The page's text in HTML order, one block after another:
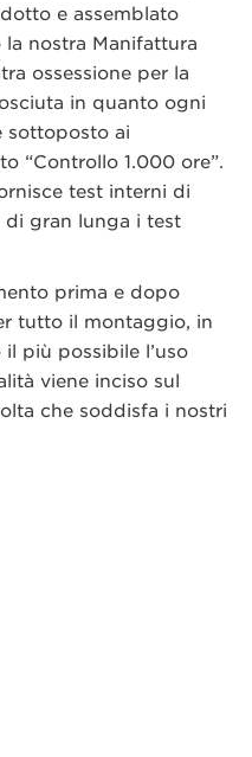
e assemblato
nostra Manifattura
ossessione per la
in quanto ogni
sottoposto ai
“Controllo 1.000 ore”.
test interni di
di gran lunga i test
prima e dopo
tutto il montaggio, in
più possibile l’uso
viene inciso sul
che soddisfa i nostri